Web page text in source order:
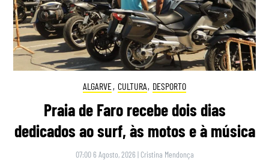
ALGARVE, CULTURA, DESPORTO
Praia de Faro recebe dois dias
dedicados ao surf, às motos e à música
07:00 6 Agosto, 2026 | Cristina Mendonça